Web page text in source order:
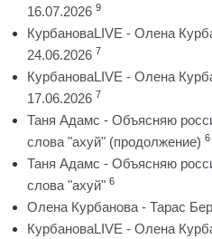
16.07.2026 9
КурбановаLIVE - Олена
24.06.2026 7
КурбановаLIVE - Олена
17.06.2026 7
Таня Адамс - Объясняю
слова "ахуй" (продолжение) 6
Таня Адамс - Объясняю
слова "ахуй" 6
Олена Курбанова - Тарас
КурбановаLIVE - Олена